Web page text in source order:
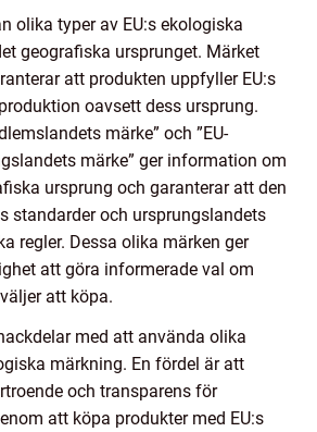
olika typer av EU:s ekologiska
geografiska ursprunget. Märket
att produkten uppfyller EU:s
oavsett dess ursprung.
märke” och ”EU-
märke” ger information om
ursprung och garanterar att den
standarder och ursprungslandets
regler. Dessa olika märken ger
att göra informerade val om
att köpa.
med att använda olika
märkning. En fördel är att
och transparens för
att köpa produkter med EU:s